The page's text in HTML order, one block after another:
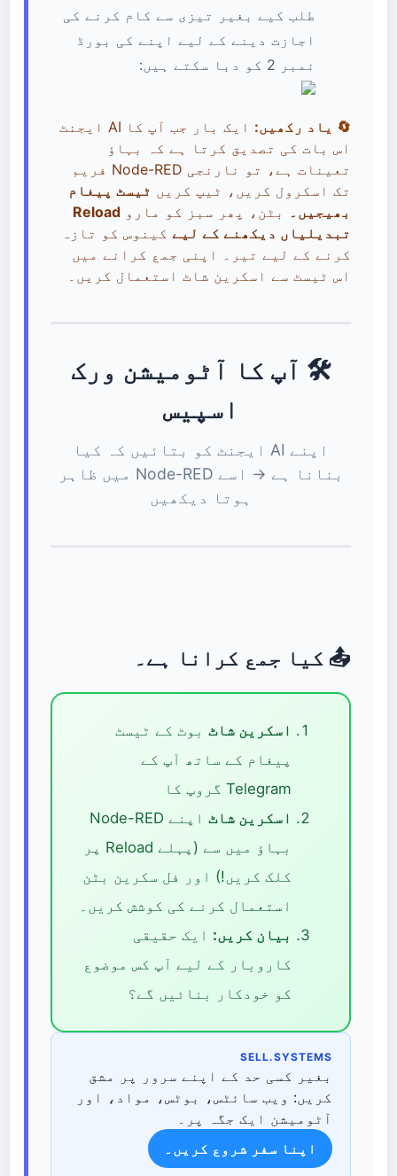
طلب کیے بغیر تیزی سے کام کرنے کی
اجازت دینے کے لیے اپنے کی بورڈ
نمبر 2 کو دبا سکتے ہیں:
🔄 یاد رکھیں:
ایک بار جب آپ کا AI ایجنٹ
اس بات کی تصدیق کرتا ہے کہ بہاؤ
تعینات ہے، تو نارنجی Node-RED فریم
تک اسکرول کریں، ٹیپ کریں ٹیسٹ پیغام
بھیجیں۔
بٹن، پھر سبز کو مارو Reload
تبدیلیاں دیکھنے کے لیے کینوس کو تازہ
کرنے کے لیے تیر۔ اپنی جمع کرانے میں
اس ٹیسٹ سے اسکرین شاٹ استعمال کریں۔
🛠️ آپ کا آٹومیشن ورک
اسپیس
اپنے AI ایجنٹ کو بتائیں کہ کیا
بنانا ہے → اسے Node-RED میں ظاہر
ہوتا دیکھیں
📤 کیا جمع کرانا ہے۔
اسکرین شاٹ بوٹ کے ٹیسٹ
پیغام کے ساتھ آپ کے
Telegram گروپ کا
اسکرین شاٹ
اپنے Node-RED
بہاؤ میں سے (پہلے Reload پر
کلک کریں!) اور فل سکرین بٹن
استعمال کرنے کی کوشش کریں۔
بیان کریں: ایک حقیقی
کاروبار کے لیے آپ کس موضوع
کو خودکار بنائیں گے؟
SELL.SYSTEMS
بغیر کسی حد کے اپنے سرور پر مشق
کریں: ویب سائٹس، بوٹس، مواد، اور
آٹومیشن ایک جگہ پر۔
اپنا سفر شروع کریں۔